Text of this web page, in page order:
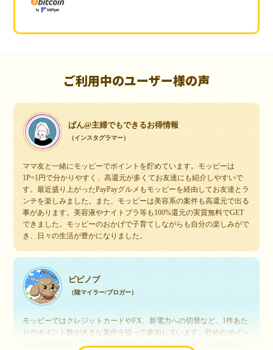
ご利用中のユーザー様の声
ぱん@主婦でもできるお得情報
（インスタグラマー）
ママ友と一緒にモッピーでポイントを貯めています。モッピーは
1P=1円で分かりやすく、高還元が多くてお友達にも紹介しやすいで
す。最近盛り上がったPayPayグルメもモッピーを経由してお友達とラ
ンチを楽しみました。また、モッピーは美容系の案件も高還元で出る
事があります。美容液やナイトブラ等も100%還元の実質無料でGET
できました。モッピーのおかげで子育てしながらも自分の楽しみがで
き、日々の生活が豊かになりました。
ピピノブ
（陸マイラー/ブロガー）
モッピーではクレジットカードやFX、新電力への切替など、1件あた
りのポイント数が大きな案件を狙って参加しています。貯めたポイン